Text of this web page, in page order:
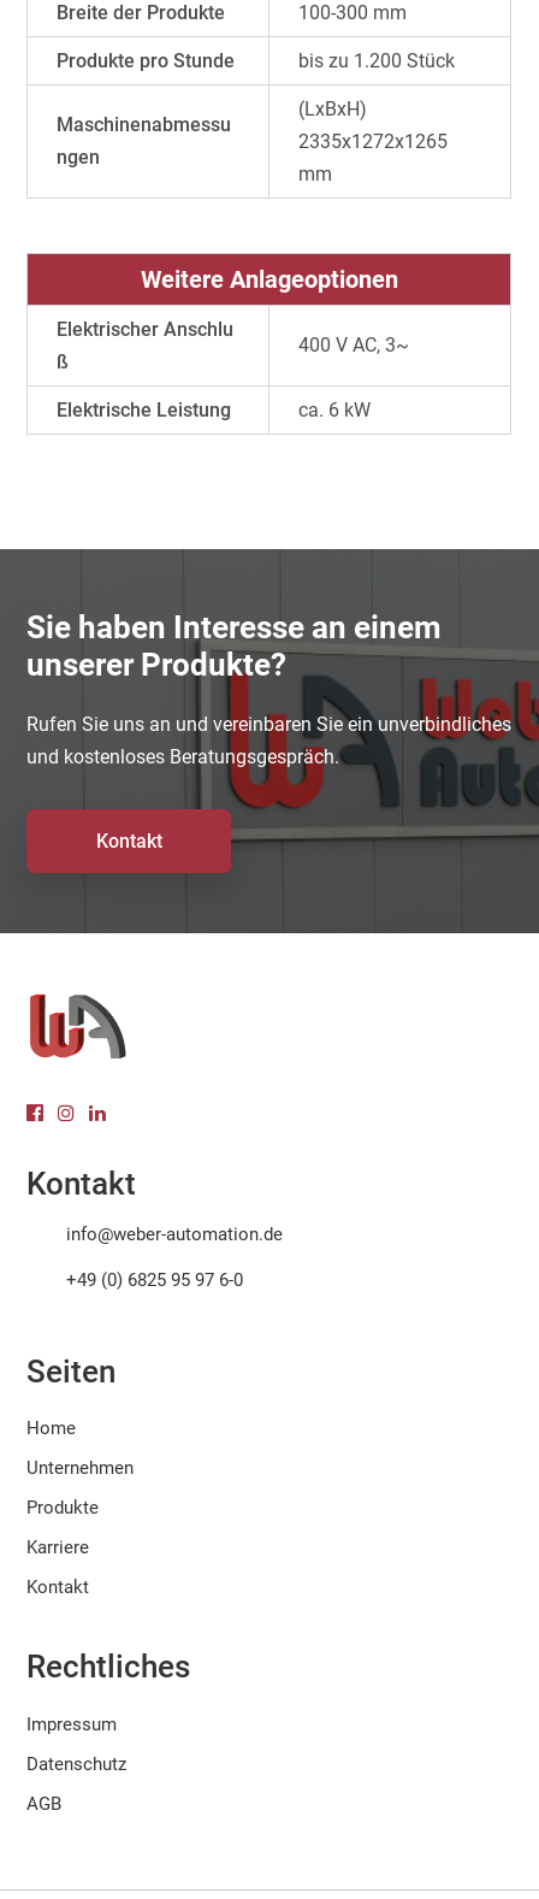
Breite der Produkte 100-300 mm
Produkte pro Stunde bis zu 1.200 Stück
Maschinenabmessu
ngen
(LxBxH)
2335x1272x1265
mm
Weitere Anlageoptionen
Elektrischer Anschlu
ß
400 V AC, 3~
Elektrische Leistung ca. 6 kW
Sie haben Interesse an einem
unserer Produkte?
Rufen Sie uns an und vereinbaren Sie ein unverbindliches
und kostenloses Beratungsgespräch.
Kontakt
Kontakt
info@weber-automation.de
+49 (0) 6825 95 97 6-0
Seiten
Home
Unternehmen
Produkte
Karriere
Kontakt
Rechtliches
Impressum
Datenschutz
AGB